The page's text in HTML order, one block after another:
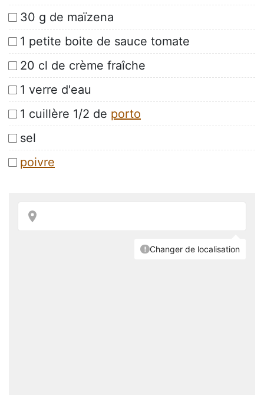
30 g de maïzena
1 petite boite de sauce tomate
20 cl de crème fraîche
1 verre d'eau
1 cuillère 1/2 de porto
sel
poivre